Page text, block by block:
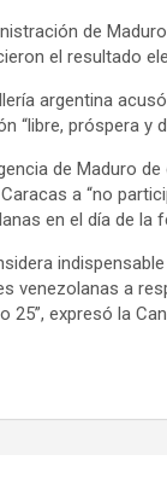
de
el resultado
argentina
“libre, próspera y
de Maduro
a “no
en el día de la
venezolanas a
25”, expresó la